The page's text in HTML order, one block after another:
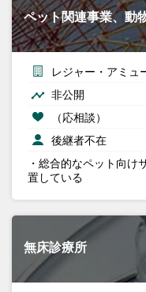
ペット関連事業、動
レジャー・アミュ
非公開
（応相談）
後継者不在
・総合的なペット向け
置している
無床診療所